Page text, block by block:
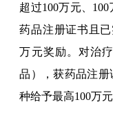
超过100万元、
药品注册证书且
万元奖励。对治
品），获药品注
种给予最高100万